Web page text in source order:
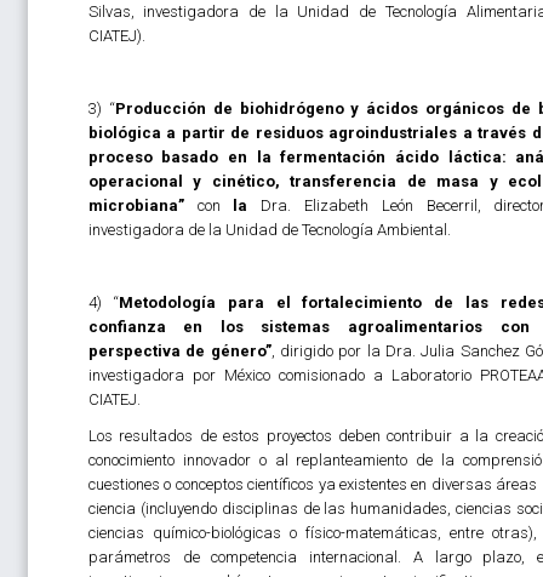
Silvas, investigadora de la Unidad de Tecnología
CIATEJ).
3) “Producción de biohidrógeno y ácidos orgánicos de
biológica a partir de residuos agroindustriales a través
proceso basado en la fermentación ácido láctica:
operacional y cinético, transferencia de masa y
microbiana” con la Dra. Elizabeth León Becerril,
investigadora de la Unidad de Tecnología Ambiental.
4) “Metodología para el fortalecimiento de las
confianza en los sistemas agroalimentarios con
perspectiva de género”, dirigido por la Dra. Julia Sanchez
investigadora por México comisionado a Laboratorio
CIATEJ.
Los resultados de estos proyectos deben contribuir a la
conocimiento innovador o al replanteamiento de la
cuestiones o conceptos científicos ya existentes en diversas áreas
ciencia (incluyendo disciplinas de las humanidades, ciencias
ciencias químico-biológicas o físico-matemáticas, entre
parámetros de competencia internacional. A largo plazo,